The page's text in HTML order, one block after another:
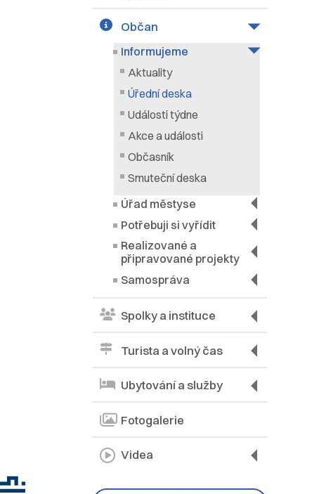
Občan
Informujeme
Aktuality
Úřední deska
Události týdne
Akce a události
Občasník
Smuteční deska
Úřad městyse
Potřebuji si vyřídit
Realizované a
připravované projekty
Samospráva
Spolky a instituce
Turista a volný čas
Ubytování a služby
Fotogalerie
Videa